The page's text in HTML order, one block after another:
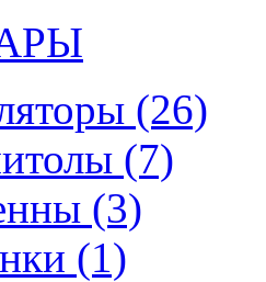
(26)
(7)
(3)
(1)